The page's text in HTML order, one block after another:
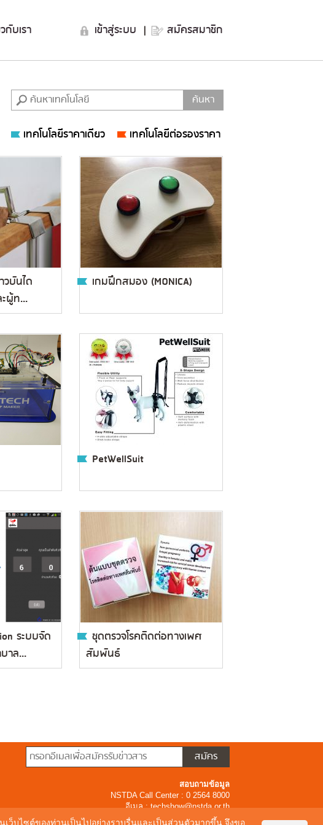
เว็บไซต์ของท่านเป็นไปอย่างราบรื่นและเป็นส่วนตัวมากขึ้น จึงขอ
กับเรา เข้าสู่ระบบ | สมัครสมาชิก
เทคโนโลยีราคาเดียว เทคโนโลยีต่อรองราคา
บันได
ผู้ท...
เกมฝึกสมอง (MONICA)
PetWellSuit
ระบบจัด
าล...
ชุดตรวจโรคติดต่อทางเพศ
สัมพันธ์
สอบถามข้อมูล
NSTDA Call Center : 0 2564 8000
อีเมล :techshow@nstda.or.th